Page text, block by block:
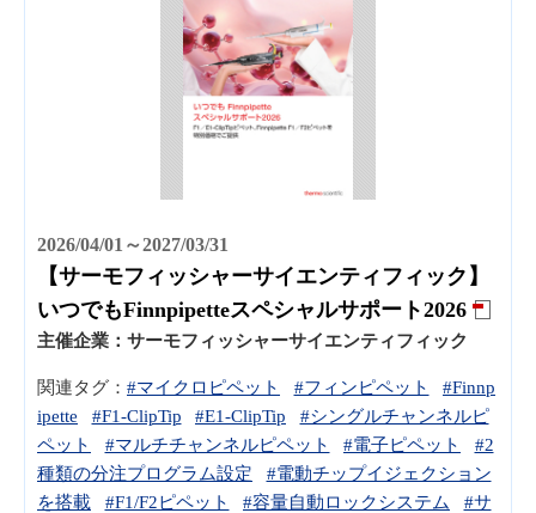
2026/04/01～2027/03/31
【サーモフィッシャーサイエンティフィック】
いつでもFinnpipetteスペシャルサポート2026
主催企業： サーモフィッシャーサイエンティフィック
関連タグ： #マイクロピペット #フィンピペット
#Finnp
ipette
#F1-ClipTip #E1-ClipTip
#シングルチャンネルピ
ペット
#マルチチャンネルピペット #電子ピペット
#2
種類の分注プログラム設定
#電動チップイジェクション
を搭載
#F1/F2ピペット #容量自動ロックシステム
#サ